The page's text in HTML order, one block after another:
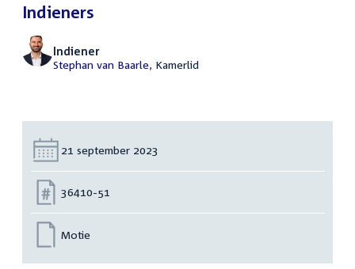
Indieners
Indiener
Stephan van Baarle, Kamerlid
Datum:
21 september 2023
Nummer:
36410-51
Motie